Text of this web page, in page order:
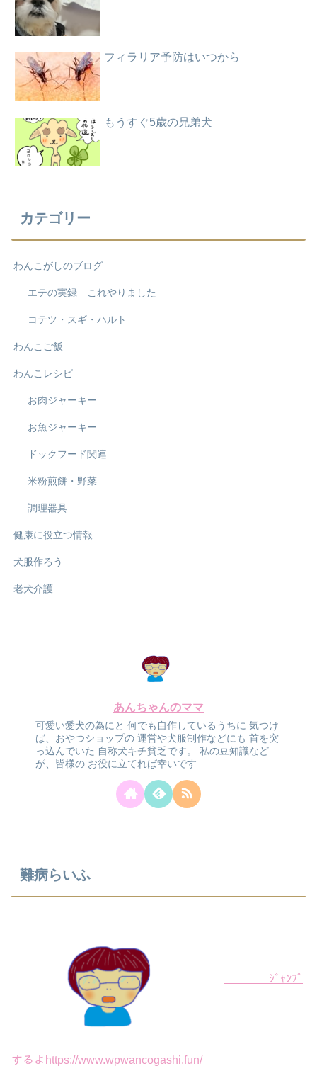
フィラリア予防はいつから
もうすぐ5歳の兄弟犬
カテゴリー
わんこがしのブログ
エテの実録 これやりました
コテツ・スギ・ハルト
わんこご飯
わんこレシピ
お肉ジャーキー
お魚ジャーキー
ドックフード関連
米粉煎餅・野菜
調理器具
健康に役立つ情報
犬服作ろう
老犬介護
あんちゃんのママ
可愛い愛犬の為にと 何でも自作しているうちに 気つけ
ば、おやつショップの 運営や犬服制作などにも 首を突
っ込んでいた 自称犬キチ貧乏です。
私の豆知識など
が、皆様の お役に立てれば幸いです
難病らいふ
ｼﾞｬﾝﾌﾟ
するよhttps://www.wpwancogashi.fun/